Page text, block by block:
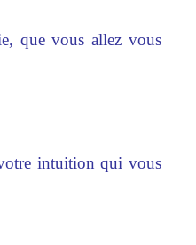
que vous allez vous
intuition qui vous